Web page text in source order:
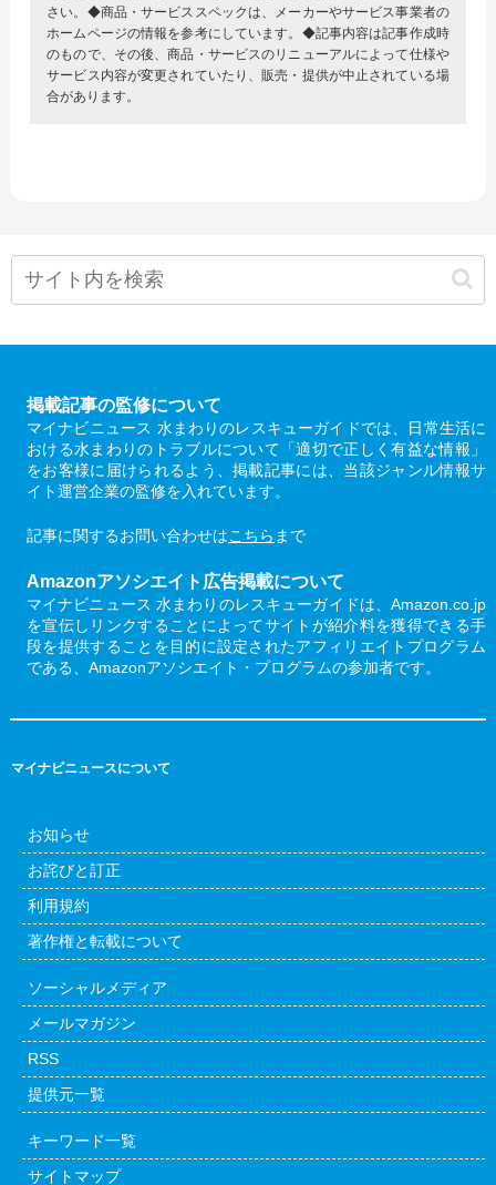
さい。◆商品・サービススペックは、メーカーやサービス事業者の
ホームページの情報を参考にしています。◆記事内容は記事作成時
のもので、その後、商品・サービスのリニューアルによって仕様や
サービス内容が変更されていたり、販売・提供が中止されている場
合があります。
掲載記事の監修について
マイナビニュース 水まわりのレスキューガイドでは、日常生活に
おける水まわりのトラブルについて「適切で正しく有益な情報」
をお客様に届けられるよう、掲載記事には、当該ジャンル情報サ
イト運営企業の監修を入れています。
記事に関するお問い合わせはこちら まで
Amazonアソシエイト広告掲載について
マイナビニュース 水まわりのレスキューガイドは、Amazon.co.jp
を宣伝しリンクすることによってサイトが紹介料を獲得できる手
段を提供することを目的に設定されたアフィリエイトプログラム
である、Amazonアソシエイト・プログラムの参加者です。
マイナビニュースについて
お知らせ
お詫びと訂正
利用規約
著作権と転載について
ソーシャルメディア
メールマガジン
RSS
提供元一覧
キーワード一覧
サイトマップ